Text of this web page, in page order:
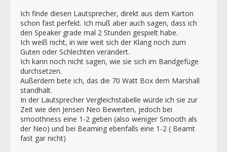
Ich finde diesen Lautsprecher, direkt aus dem Karton
schon fast perfekt. Ich muß aber auch sagen, dass ich
den Speaker grade mal 2 Stunden gespielt habe.
Ich weiß nicht, in wie weit sich der Klang noch zum
Guten oder Schlechten verändert.
Ich kann noch nicht sagen, wie sie sich im Bandgefüge
durchsetzen.
Außerdem bete ich, das die 70 Watt Box dem Marshall
standhält.
In der Lautsprecher Vergleichstabelle würde ich sie zur
Zeit wie den Jensen Neo Bewerten, jedoch bei
smoothness eine 1-2 geben (also weniger Smooth als
der Neo) und bei Beaming ebenfalls eine 1-2 ( Beamt
fast gar nicht)